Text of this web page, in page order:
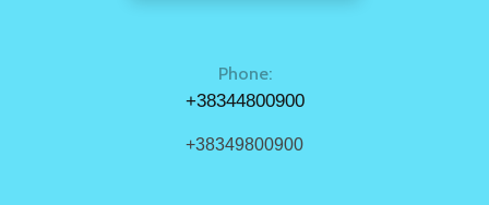
Phone:
+38344800900
+38349800900